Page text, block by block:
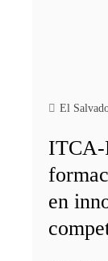
El
ITCA-
en